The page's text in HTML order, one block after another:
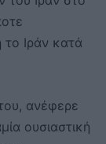
το Ιράν κατά
ανέφερε
ουσιαστική